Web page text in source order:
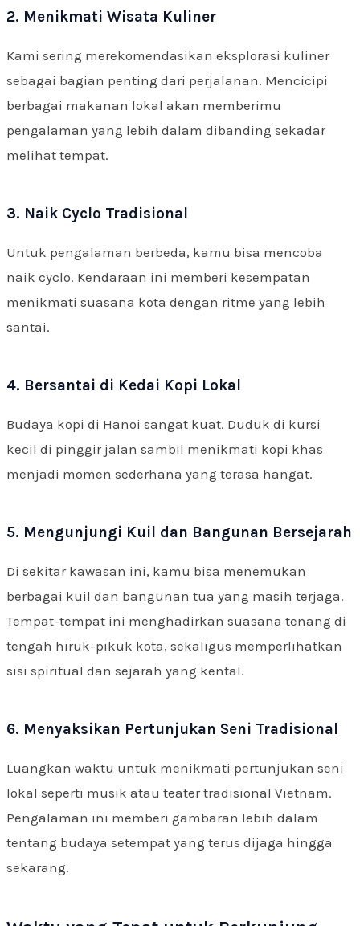
2. Menikmati Wisata Kuliner
Kami sering merekomendasikan eksplorasi kuliner
sebagai bagian penting dari perjalanan. Mencicipi
berbagai makanan lokal akan memberimu
pengalaman yang lebih dalam dibanding sekadar
melihat tempat.
3. Naik Cyclo Tradisional
Untuk pengalaman berbeda, kamu bisa mencoba
naik cyclo. Kendaraan ini memberi kesempatan
menikmati suasana kota dengan ritme yang lebih
santai.
4. Bersantai di Kedai Kopi Lokal
Budaya kopi di Hanoi sangat kuat. Duduk di kursi
kecil di pinggir jalan sambil menikmati kopi khas
menjadi momen sederhana yang terasa hangat.
5. Mengunjungi Kuil dan Bangunan Bersejarah
Di sekitar kawasan ini, kamu bisa menemukan
berbagai kuil dan bangunan tua yang masih terjaga.
Tempat-tempat ini menghadirkan suasana tenang di
tengah hiruk-pikuk kota, sekaligus memperlihatkan
sisi spiritual dan sejarah yang kental.
6. Menyaksikan Pertunjukan Seni Tradisional
Luangkan waktu untuk menikmati pertunjukan seni
lokal seperti musik atau teater tradisional Vietnam.
Pengalaman ini memberi gambaran lebih dalam
tentang budaya setempat yang terus dijaga hingga
sekarang.